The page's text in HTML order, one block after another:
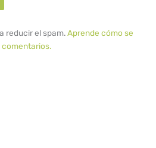
reducir el spam.Aprende cómo se
comentarios.